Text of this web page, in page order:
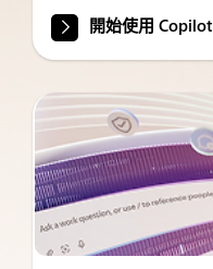
開始使用 Copilot